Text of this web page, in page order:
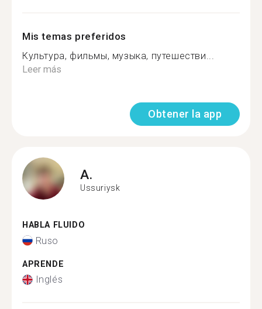
Mis temas preferidos
Культура, фильмы, музыка, путешестви...
Leer más
Obtener la app
A.
Ussuriysk
HABLA FLUIDO
Ruso
APRENDE
Inglés